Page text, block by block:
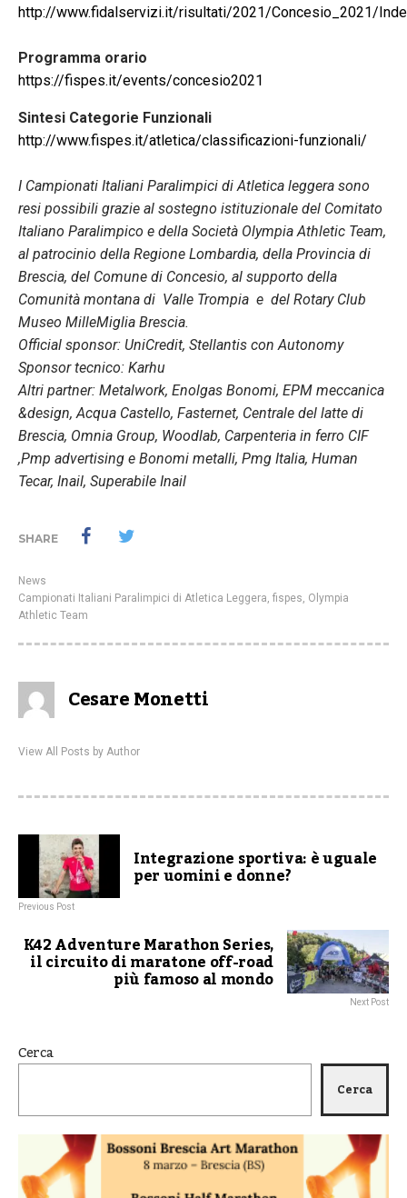
http://www.fidalservizi.it/risultati/2021/Concesio_2021/
Programma orario
https://fispes.it/events/concesio2021
Sintesi Categorie Funzionali
http://www.fispes.it/atletica/classificazioni-funzionali/
I Campionati Italiani Paralimpici di Atletica leggera sono
resi possibili grazie al sostegno istituzionale del Comitato
Italiano Paralimpico e della Società Olympia Athletic Team,
al patrocinio della Regione Lombardia, della Provincia di
Brescia, del Comune di Concesio, al supporto della
Comunità montana di Valle Trompia e del Rotary Club
Museo MilleMiglia Brescia.
Official sponsor: UniCredit, Stellantis con Autonomy
Sponsor tecnico: Karhu
Altri partner: Metalwork, Enolgas Bonomi, EPM meccanica
&design, Acqua Castello, Fasternet, Centrale del latte di
Brescia, Omnia Group, Woodlab, Carpenteria in ferro CIF
,Pmp advertising e Bonomi metalli, Pmg Italia, Human
Tecar, Inail, Superabile Inail
SHARE
News
Campionati Italiani Paralimpici di Atletica Leggera, fispes, Olympia
Athletic Team
Cesare Monetti
View All Posts by Author
Integrazione sportiva: è uguale
per uomini e donne?
Previous Post
K42 Adventure Marathon Series,
il circuito di maratone off-road
più famoso al mondo
Next Post
Cerca
Cerca